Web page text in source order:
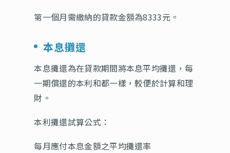
第一個月需繳納的貸款金額為8333元。
本息攤還
本息攤還為在貸款期間將本息平均攤還，每
一期償還的本利和都一樣，較便於計算和理
財。
本利攤還試算公式：
每月應付本息金額之平均攤還率